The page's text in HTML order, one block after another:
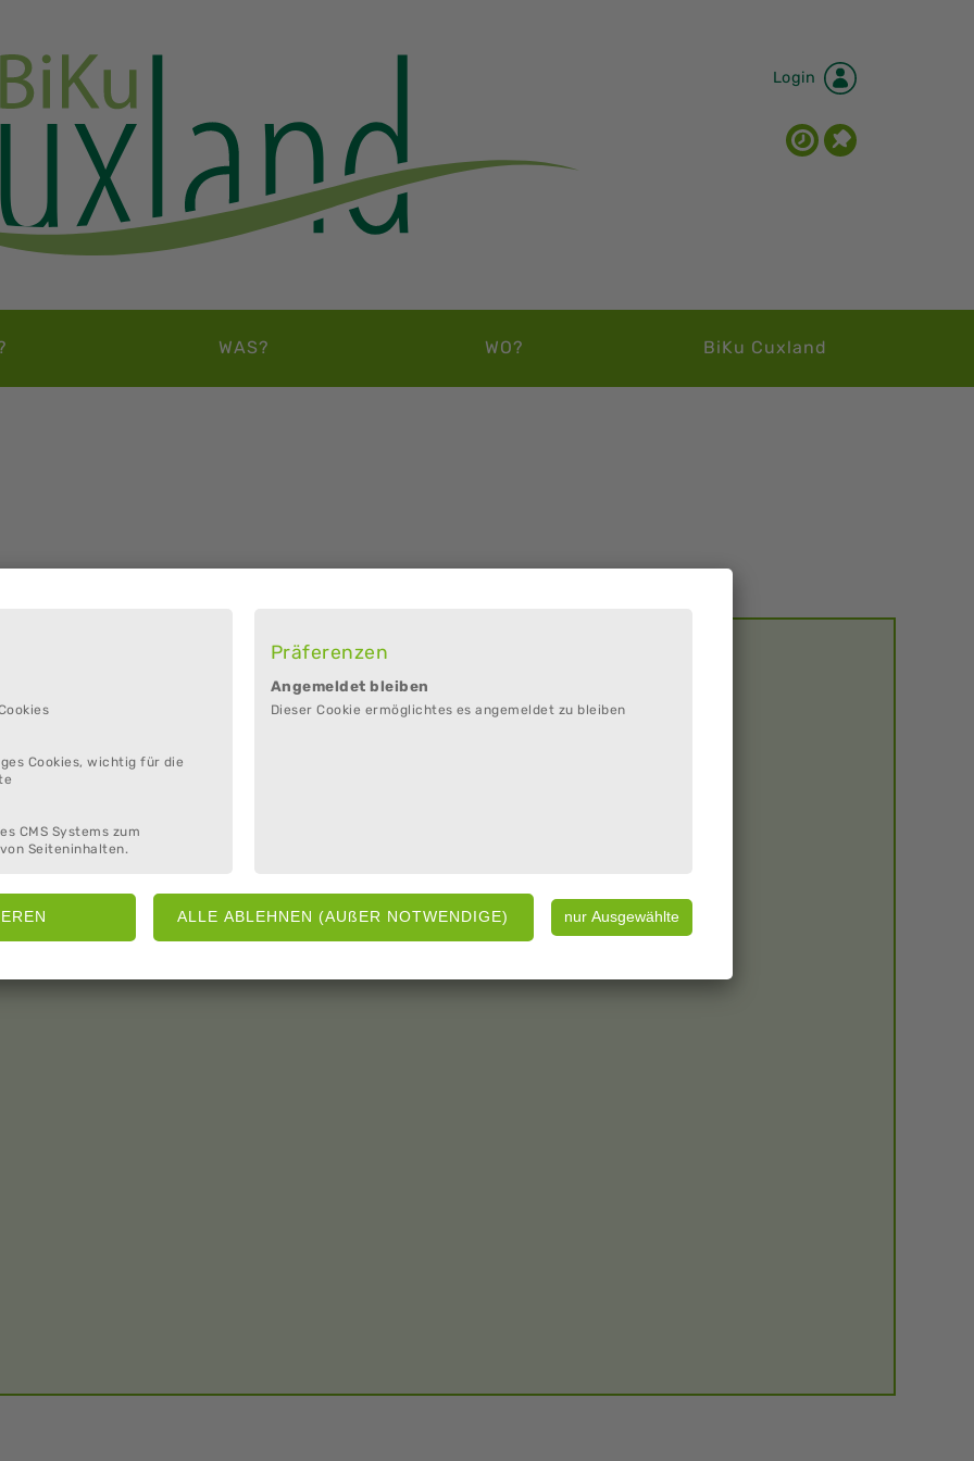
Cookies, wichtig für die
CMS Systems zum
Seiteninhalten.
Präferenzen
Angemeldet bleiben
Dieser Cookie ermöglichtes es angemeldet zu bleiben
WAS? WO? BiKu Cuxland
Login
/ ermäßigt 4 €